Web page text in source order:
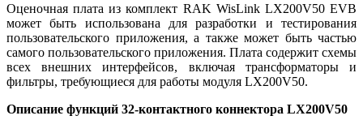
Оценочная плата из комплект RAK WisLink LX200V50 EVB
может быть использована для разработки и тестирования
пользовательского приложения, а также может быть частью
самого пользовательского приложения. Плата содержит схемы
всех внешних интерфейсов, включая трансформаторы и
фильтры, требующиеся для работы модуля LX200V50.
Описание функций 32-контактного коннектора LX200V50